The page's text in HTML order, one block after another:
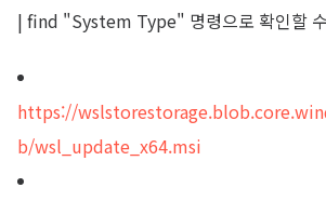
| find "System Type" 명령으로 확인할
https://
b/wsl_update_x64.msi